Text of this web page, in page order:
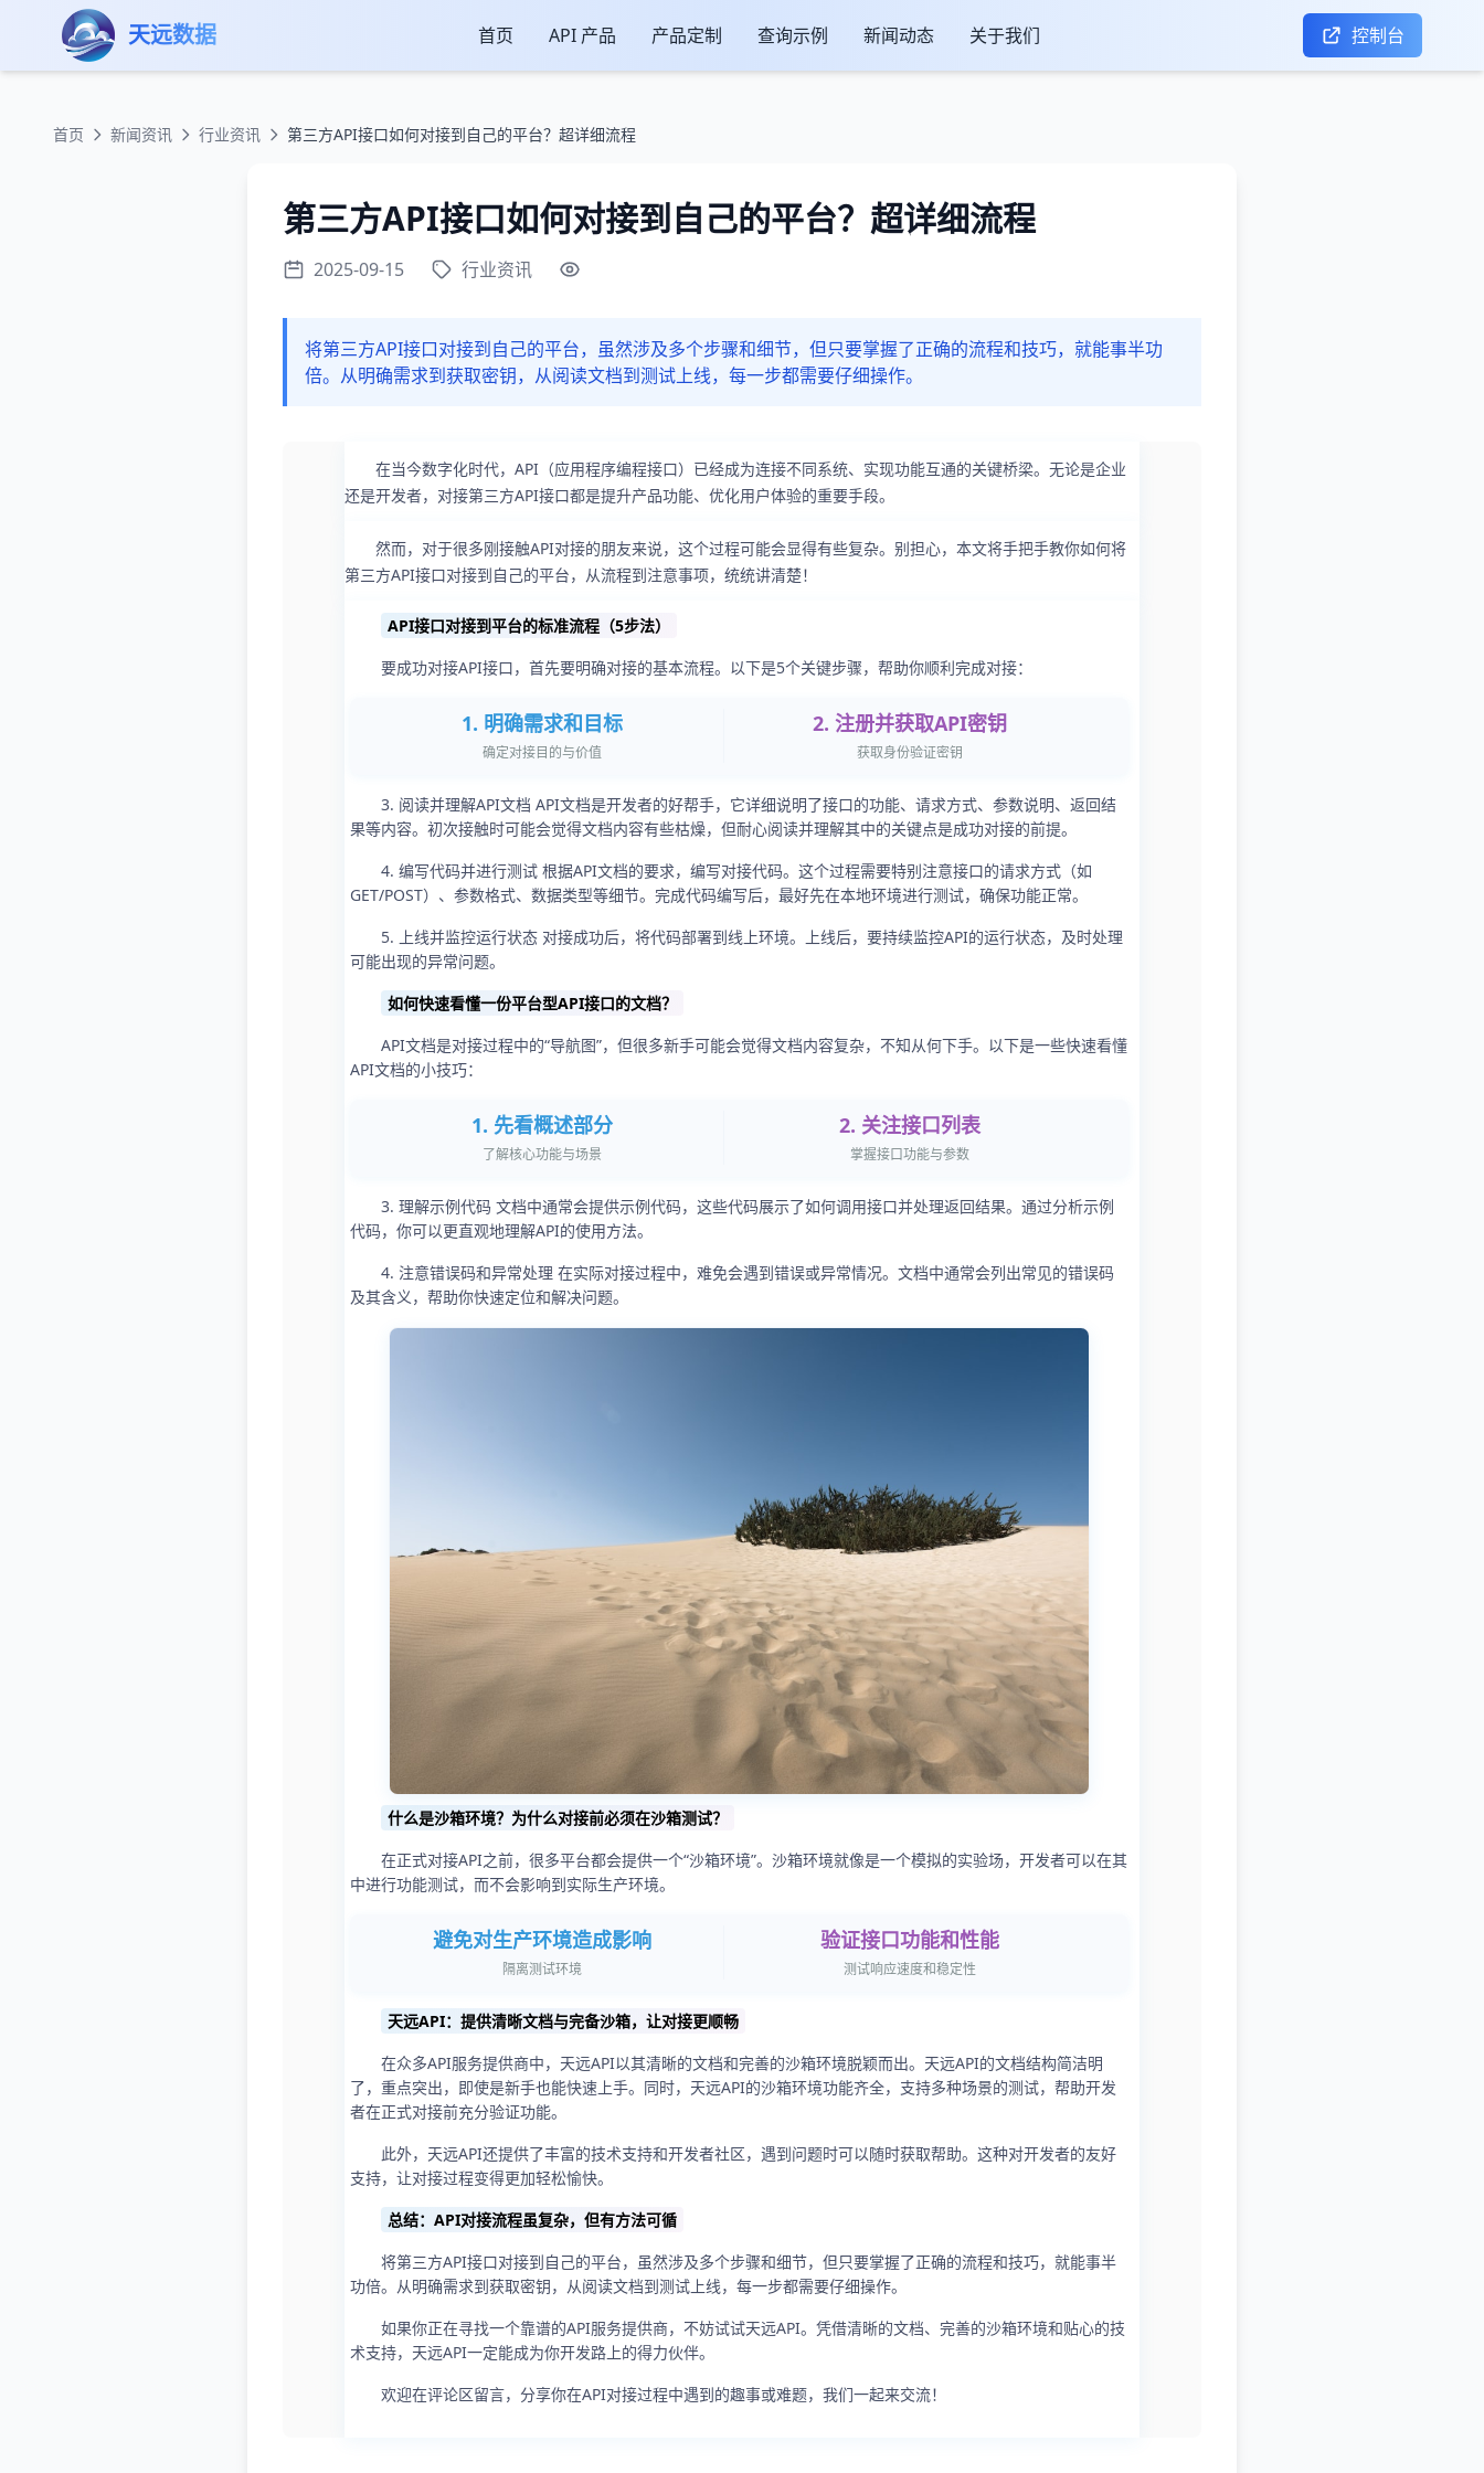
跳转到主要内容
天远数据 首页 API 产品 产品定制 查询示例 新闻动态 关于我们 控制台
首页 新闻资讯 行业资讯 第三方API接口如何对接到自己的平台？超详细流程
第三方API接口如何对接到自己的平台？超详细流程
2025-09-15 行业资讯
将第三方API接口对接到自己的平台，虽然涉及多个步骤和细节，但只要掌握了正确的流程和技巧，就能事半功
倍。从明确需求到获取密钥，从阅读文档到测试上线，每一步都需要仔细操作。
在当今数字化时代，API（应用程序编程接口）已经成为连接不同系统、实现功能互通的关键桥梁。无论是企业
还是开发者，对接第三方API接口都是提升产品功能、优化用户体验的重要手段。
然而，对于很多刚接触API对接的朋友来说，这个过程可能会显得有些复杂。别担心，本文将手把手教你如何将
第三方API接口对接到自己的平台，从流程到注意事项，统统讲清楚！
API接口对接到平台的标准流程（5步法）
要成功对接API接口，首先要明确对接的基本流程。以下是5个关键步骤，帮助你顺利完成对接：
1. 明确需求和目标
确定对接目的与价值
2. 注册并获取API密钥
获取身份验证密钥
3. 阅读并理解API文档 API文档是开发者的好帮手，它详细说明了接口的功能、请求方式、参数说明、返回结
果等内容。初次接触时可能会觉得文档内容有些枯燥，但耐心阅读并理解其中的关键点是成功对接的前提。
4. 编写代码并进行测试 根据API文档的要求，编写对接代码。这个过程需要特别注意接口的请求方式（如
GET/POST）、参数格式、数据类型等细节。完成代码编写后，最好先在本地环境进行测试，确保功能正常。
5. 上线并监控运行状态 对接成功后，将代码部署到线上环境。上线后，要持续监控API的运行状态，及时处理
可能出现的异常问题。
如何快速看懂一份平台型API接口的文档？
API文档是对接过程中的“导航图”，但很多新手可能会觉得文档内容复杂，不知从何下手。以下是一些快速看懂
API文档的小技巧：
1. 先看概述部分
了解核心功能与场景
2. 关注接口列表
掌握接口功能与参数
3. 理解示例代码 文档中通常会提供示例代码，这些代码展示了如何调用接口并处理返回结果。通过分析示例
代码，你可以更直观地理解API的使用方法。
4. 注意错误码和异常处理 在实际对接过程中，难免会遇到错误或异常情况。文档中通常会列出常见的错误码
及其含义，帮助你快速定位和解决问题。
什么是沙箱环境？为什么对接前必须在沙箱测试？
在正式对接API之前，很多平台都会提供一个“沙箱环境”。沙箱环境就像是一个模拟的实验场，开发者可以在其
中进行功能测试，而不会影响到实际生产环境。
避免对生产环境造成影响
隔离测试环境
验证接口功能和性能
测试响应速度和稳定性
天远API：提供清晰文档与完备沙箱，让对接更顺畅
在众多API服务提供商中，天远API以其清晰的文档和完善的沙箱环境脱颖而出。天远API的文档结构简洁明
了，重点突出，即使是新手也能快速上手。同时，天远API的沙箱环境功能齐全，支持多种场景的测试，帮助开发
者在正式对接前充分验证功能。
此外，天远API还提供了丰富的技术支持和开发者社区，遇到问题时可以随时获取帮助。这种对开发者的友好
支持，让对接过程变得更加轻松愉快。
总结：API对接流程虽复杂，但有方法可循
将第三方API接口对接到自己的平台，虽然涉及多个步骤和细节，但只要掌握了正确的流程和技巧，就能事半
功倍。从明确需求到获取密钥，从阅读文档到测试上线，每一步都需要仔细操作。
如果你正在寻找一个靠谱的API服务提供商，不妨试试天远API。凭借清晰的文档、完善的沙箱环境和贴心的技
术支持，天远API一定能成为你开发路上的得力伙伴。
欢迎在评论区留言，分享你在API对接过程中遇到的趣事或难题，我们一起来交流！